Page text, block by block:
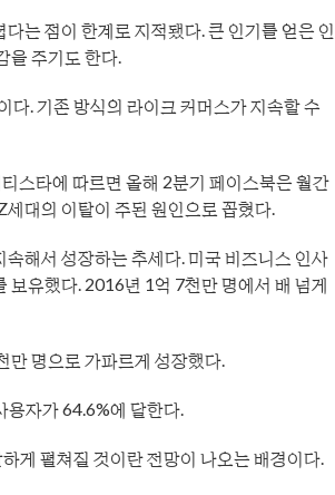
는 점이 한계로 지적됐다. 큰 인기를 얻은 인
을 주기도 한다.
다. 기존 방식의 라이크 커머스가 지속할 수
스타에 따르면 올해 2분기 페이스북은 월간
대의 이탈이 주된 원인으로 꼽혔다.
해서 성장하는 추세다. 미국 비즈니스 인사
보유했다. 2016년 1억 7천만 명에서 배 넘게
명으로 가파르게 성장했다.
용자가 64.6%에 달한다.
게 펼쳐질 것이란 전망이 나오는 배경이다.